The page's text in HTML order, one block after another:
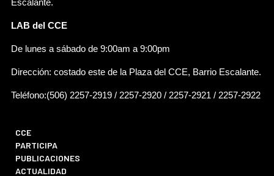
Escalante.
LAB del CCE
De lunes a sábado de 9:00am a 9:00pm
Dirección: costado este de la Plaza del CCE, Barrio Escalante.
Teléfono:(506) 2257-2919 / 2257-2920 / 2257-2921 / 2257-2922
CCE
PARTICIPA
PUBLICACIONES
ACTUALIDAD